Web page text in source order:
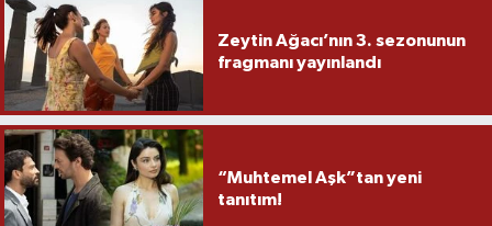
Zeytin Ağacı’nın 3. sezonunun
fragmanı yayınlandı
“Muhtemel Aşk”tan yeni
tanıtım!